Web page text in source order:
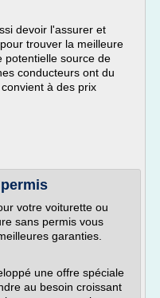
devoir l'assurer et
trouver la meilleure
potentielle source de
conducteurs ont du
à des prix
votre voiturette ou
sans permis vous
garanties.
une offre spéciale
au besoin croissant